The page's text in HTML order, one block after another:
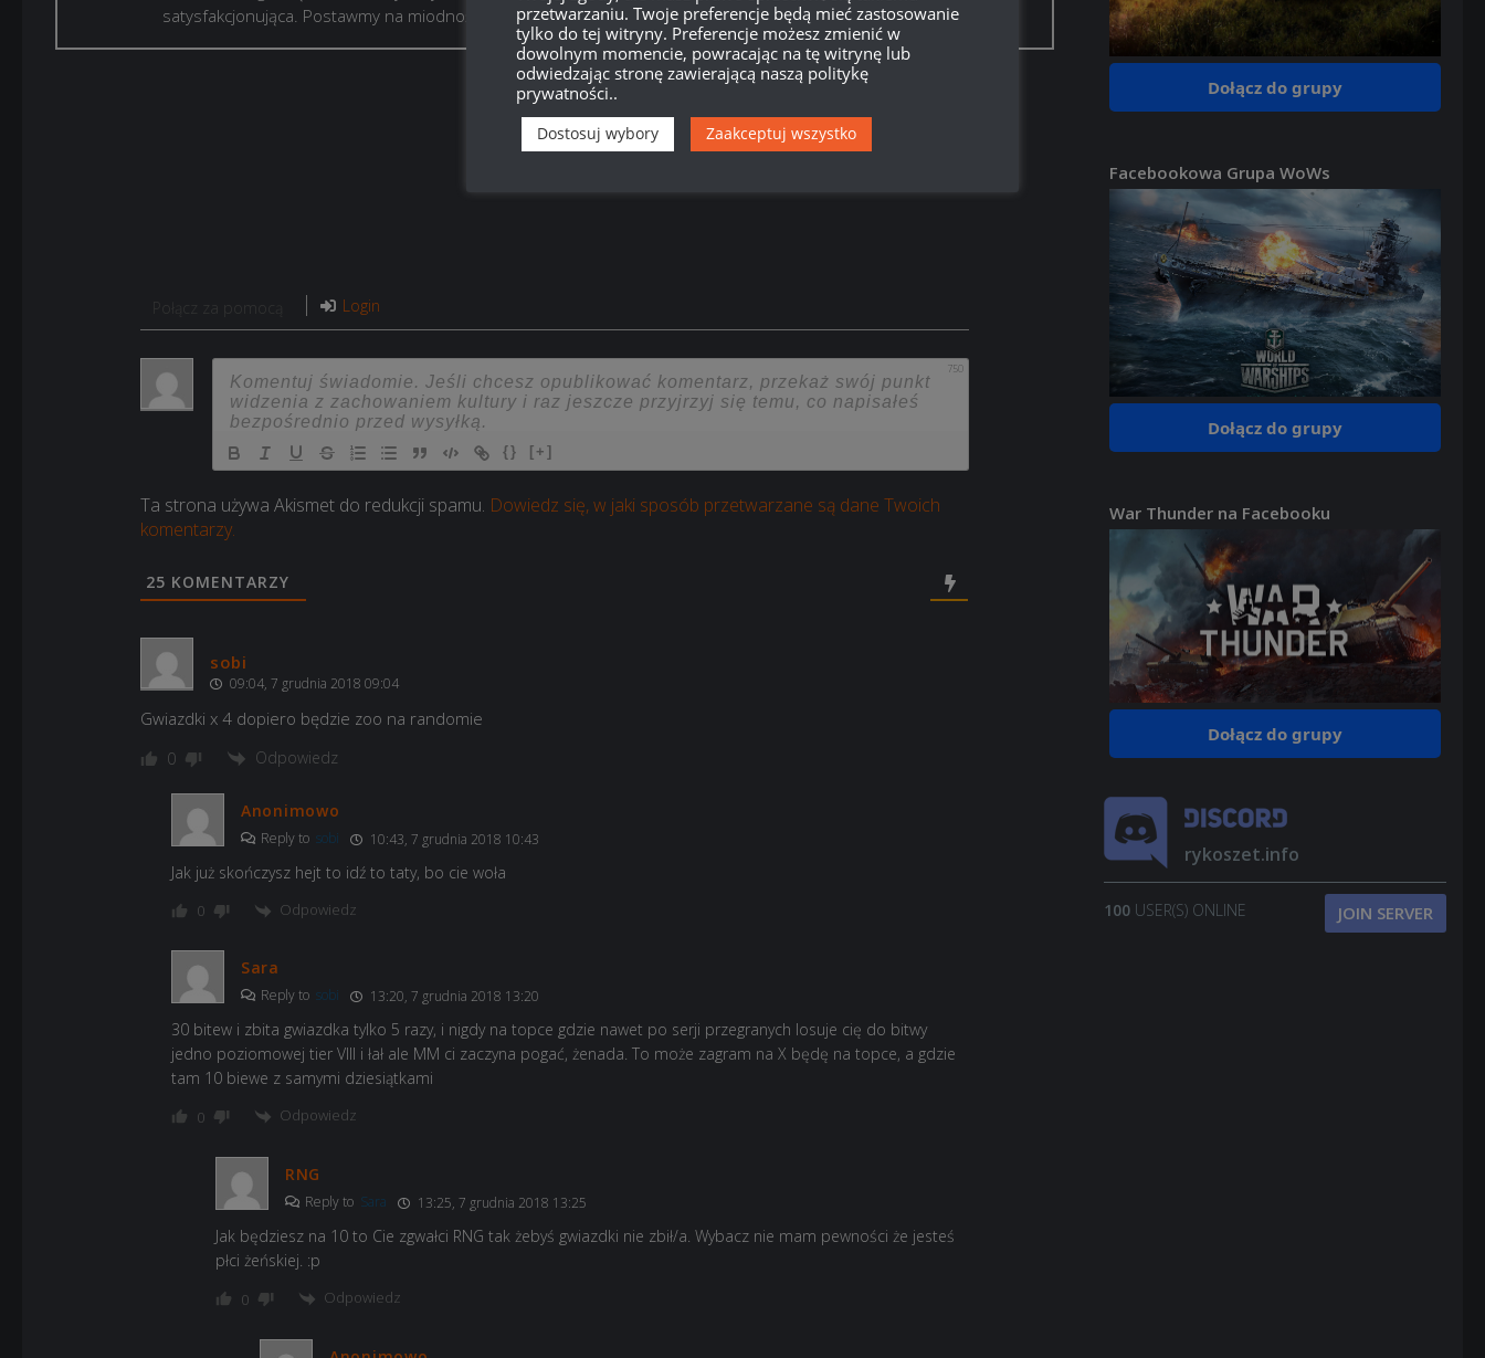
satysfakcjonująca. Postawmy na miodność!
Login
750
{} [+]
Ta strona używa Akismet do redukcji spamu. Dowiedz się, w jaki sposób przetwarzane są dane Twoich
komentarzy.
25 KOMENTARZY
sobi
09:04, 7 grudnia 2018 09:04
Gwiazdki x 4 dopiero będzie zoo na randomie
0 Odpowiedz
Anonimowo
Reply to sobi 10:43, 7 grudnia 2018 10:43
Jak już skończysz hejt to idź to taty, bo cie woła
0 Odpowiedz
Sara
Reply to sobi 13:20, 7 grudnia 2018 13:20
30 bitew i zbita gwiazdka tylko 5 razy, i nigdy na topce gdzie nawet po serji przegranych losuje cię do bitwy
jedno poziomowej tier VIII i łał ale MM ci zaczyna pogać, żenada. To może zagram na X będę na topce, a gdzie
tam 10 biewe z samymi dziesiątkami
0 Odpowiedz
RNG
Reply to Sara 13:25, 7 grudnia 2018 13:25
Jak będziesz na 10 to Cie zgwałci RNG tak żebyś gwiazdki nie zbił/a. Wybacz nie mam pewności że jesteś
płci żeńskiej. :p
0 Odpowiedz
Dołącz do grupy
Facebookowa Grupa WoWs
Dołącz do grupy
War Thunder na Facebooku
Dołącz do grupy
rykoszet.info
100 USER(S) ONLINE JOIN SERVER
przetwarzaniu. Twoje preferencje będą mieć zastosowanie
tylko do tej witryny. Preferencje możesz zmienić w
dowolnym momencie, powracając na tę witrynę lub
odwiedzając stronę zawierającą naszą politykę
prywatności..
Dostosuj wybory Zaakceptuj wszystko